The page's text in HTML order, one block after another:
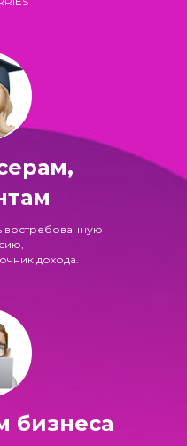
востребованную
дохода.
бизнеса